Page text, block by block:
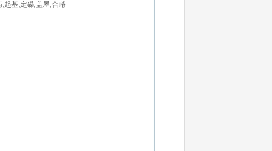
,起基,定磉,盖屋,合嵴